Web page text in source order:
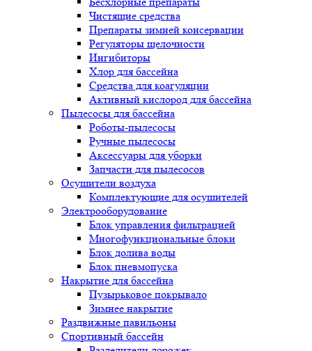
Чистящие средства
Препараты зимней консервации
Регуляторы щелочности
Ингибиторы
Хлор для бассейна
Средства для коагуляции
Активный кислород для бассейна
Пылесосы для бассейна
Роботы-пылесосы
Ручные пылесосы
Аксессуары для уборки
Запчасти для пылесосов
Осушители воздуха
Комплектующие для осушителей
Электрооборудование
Блок управления фильтрацией
Многофункциональные блоки
Блок долива воды
Блок пневмопуска
Накрытие для бассейна
Пузырьковое покрывало
Зимнее накрытие
Раздвижные павильоны
Спортивный бассейн